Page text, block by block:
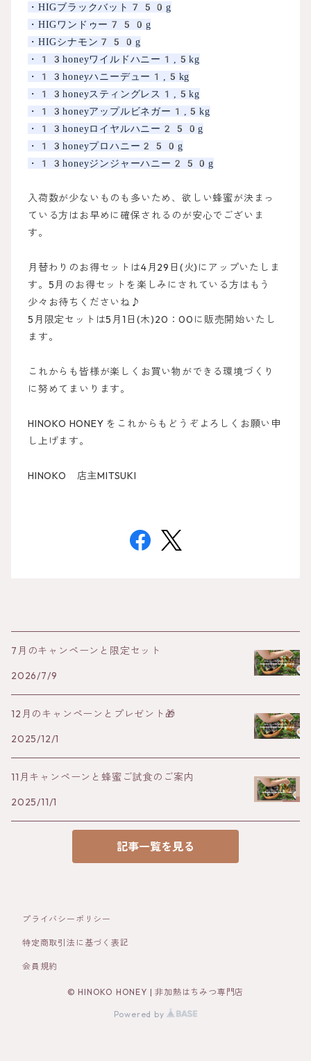
・HIGブラックバット750g
・HIGワンドゥー750g
・HIGシナモン750g
・13honeyワイルドハニー1,5kg
・13honeyハニーデュー1,5kg
・13honeyスティングレス1,5kg
・13honeyアップルビネガー1,5kg
・13honeyロイヤルハニー250g
・13honeyプロハニー250g
・13honeyジンジャーハニー250g
入荷数が少ないものも多いため、欲しい蜂蜜が決まっ
ている方はお早めに確保されるのが安心でございま
す。
月替わりのお得セットは4月29日(火)にアップいたしま
す。5月のお得セットを楽しみにされている方はもう
少々お待ちくださいね♪
5月限定セットは5月1日(木)20：00に販売開始いたし
ます。
これからも皆様が楽しくお買い物ができる環境づくり
に努めてまいります。
HINOKO HONEY をこれからもどうぞよろしくお願い申
し上げます。
HINOKO 店主MITSUKI
7月のキャンペーンと限定セット
2026/7/9
12月のキャンペーンとプレゼント🎁
2025/12/1
11月キャンペーンと蜂蜜ご試食のご案内
2025/11/1
記事一覧を見る
プライバシーポリシー
特定商取引法に基づく表記
会員規約
© HINOKO HONEY | 非加熱はちみつ専門店
Powered by